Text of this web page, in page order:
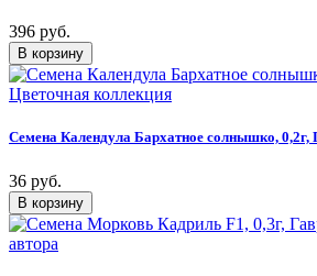
396 руб.
Семена Календула Бархатное солнышко, 0,2г,
36 руб.